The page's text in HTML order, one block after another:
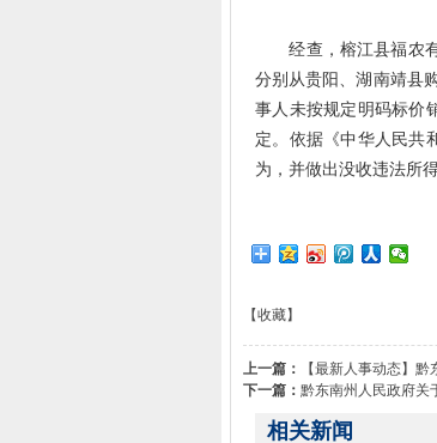
经查，榕江县福农有
分别从贵阳、湖南靖县
事人未按规定明码标价
定。依据《中华人民共
为，并做出没收违法所
【收藏】
上一篇：
【最新人事动态】
下一篇： 黔东南州人民政府关
相关新闻